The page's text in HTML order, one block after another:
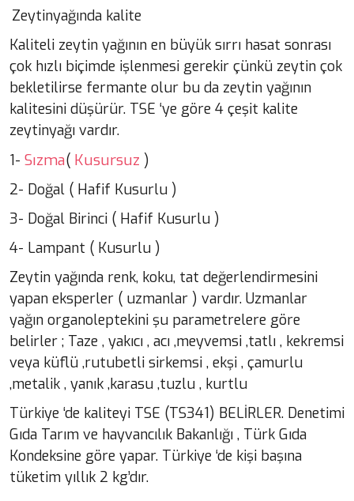
Zeytinyağında kalite
Kaliteli zeytin yağının en büyük sırrı hasat sonrası
çok hızlı biçimde işlenmesi gerekir çünkü zeytin çok
bekletilirse fermante olur bu da zeytin yağının
kalitesini düşürür. TSE ‘ye göre 4 çeşit kalite
zeytinyağı vardır.
1- Sızma( Kusursuz )
2- Doğal ( Hafif Kusurlu )
3- Doğal Birinci ( Hafif Kusurlu )
4- Lampant ( Kusurlu )
Zeytin yağında renk, koku, tat değerlendirmesini
yapan eksperler ( uzmanlar ) vardır. Uzmanlar
yağın organoleptekini şu parametrelere göre
belirler ; Taze , yakıcı , acı ,meyvemsi ,tatlı , kekremsi
veya küflü ,rutubetli sirkemsi , ekşi , çamurlu
,metalik , yanık ,karasu ,tuzlu , kurtlu
Türkiye ‘de kaliteyi TSE (TS341) BELİRLER. Denetimi
Gıda Tarım ve hayvancılık Bakanlığı , Türk Gıda
Kondeksine göre yapar. Türkiye ‘de kişi başına
tüketim yıllık 2 kg’dır.